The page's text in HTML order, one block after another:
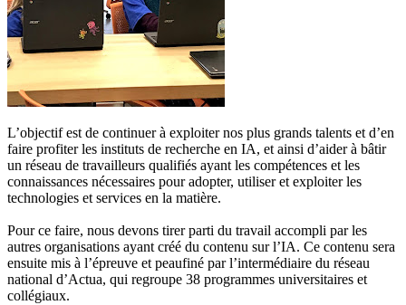
L’objectif est de continuer à exploiter nos plus grands talents et d’en
faire profiter les instituts de recherche en IA, et ainsi d’aider à bâtir
un réseau de travailleurs qualifiés ayant les compétences et les
connaissances nécessaires pour adopter, utiliser et exploiter les
technologies et services en la matière.
Pour ce faire, nous devons tirer parti du travail accompli par les
autres organisations ayant créé du contenu sur l’IA. Ce contenu sera
ensuite mis à l’épreuve et peaufiné par l’intermédiaire du réseau
national d’Actua, qui regroupe 38 programmes universitaires et
collégiaux.